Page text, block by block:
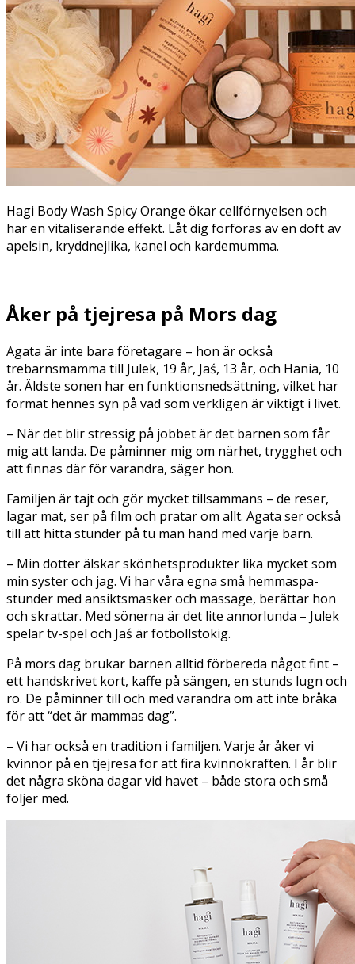
Hagi Body Wash Spicy Orange ökar cellförnyelsen och
har en vitaliserande effekt. Låt dig förföras av en doft av
apelsin, kryddnejlika, kanel och kardemumma.
Åker på tjejresa på Mors dag
Agata är inte bara företagare – hon är också
trebarnsmamma till Julek, 19 år, Jaś, 13 år, och Hania, 10
år. Äldste sonen har en funktionsnedsättning, vilket har
format hennes syn på vad som verkligen är viktigt i livet.
– När det blir stressig på jobbet är det barnen som får
mig att landa. De påminner mig om närhet, trygghet och
att finnas där för varandra, säger hon.
Familjen är tajt och gör mycket tillsammans – de reser,
lagar mat, ser på film och pratar om allt. Agata ser också
till att hitta stunder på tu man hand med varje barn.
– Min dotter älskar skönhetsprodukter lika mycket som
min syster och jag. Vi har våra egna små hemmaspa-
stunder med ansiktsmasker och massage, berättar hon
och skrattar. Med sönerna är det lite annorlunda – Julek
spelar tv-spel och Jaś är fotbollstokig.
På mors dag brukar barnen alltid förbereda något fint –
ett handskrivet kort, kaffe på sängen, en stunds lugn och
ro. De påminner till och med varandra om att inte bråka
för att “det är mammas dag”.
– Vi har också en tradition i familjen. Varje år åker vi
kvinnor på en tjejresa för att fira kvinnokraften. I år blir
det några sköna dagar vid havet – både stora och små
följer med.